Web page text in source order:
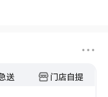
送 门店自提